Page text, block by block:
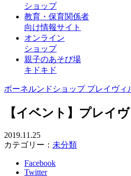
ショップ
教育・保育関係者
向け情報サイト
オンライン
ショップ
親子のあそび場
キドキド
ボーネルンドショップ プレイヴィ
【イベント】プレイ
2019.11.25
カテゴリー： 未分類
Facebook
Twitter